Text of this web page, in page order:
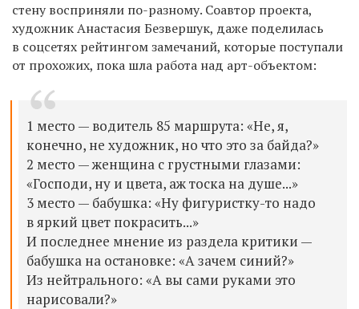
стену восприняли по-разному. Соавтор проекта,
художник Анастасия Безвершук, даже поделилась
в соцсетях рейтингомзамечаний, которые поступали
от прохожих, пока шла работа над арт-объектом:
1 место — водитель 85 маршрута: «Не, я,
конечно, не художник, но что это за байда?»
2 место — женщина с грустными глазами:
«Господи, ну и цвета, аж тоска на душе...»
3 место — бабушка: «Ну фигуристку-то надо
в яркий цвет покрасить...»
И последнее мнение из раздела критики —
бабушка на остановке: «А зачем синий?»
Из нейтрального: «А вы сами руками это
нарисовали?»